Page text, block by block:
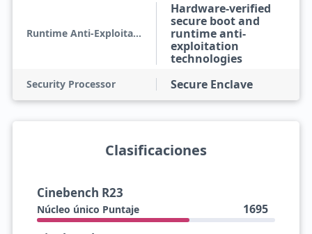
Runtime Anti-Exploitation
Hardware-verified
secure boot and
runtime anti-
exploitation
technologies
Security Processor Secure Enclave
Clasificaciones
Cinebench R23
Núcleo único Puntaje 1695